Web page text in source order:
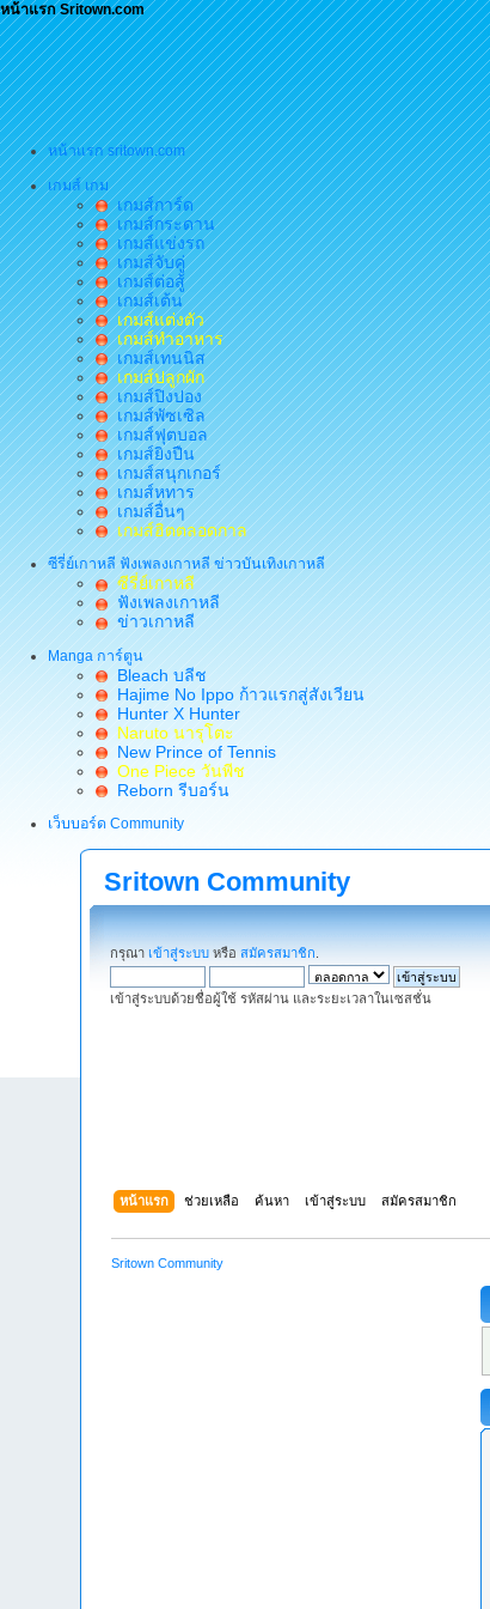
หน้าแรก Sritown.com
หน้าแรก sritown.com
เกมส์ เกม
เกมส์การ์ด
เกมส์กระดาน
เกมส์แข่งรถ
เกมส์จับคู่
เกมส์ต่อสู้
เกมส์เต้น
เกมส์แต่งตัว
เกมส์ทำอาหาร
เกมส์เทนนิส
เกมส์ปลูกผัก
เกมส์ปิงปอง
เกมส์พัซเซิล
เกมส์ฟุตบอล
เกมส์ยิงปืน
เกมส์สนุกเกอร์
เกมส์หทาร
เกมส์อื่นๆ
เกมส์ฮิตตลอดกาล
ซีรี่ย์เกาหลี ฟังเพลงเกาหลี ข่าวบันเทิงเกาหลี
ซีรี่ย์เกาหลี
ฟังเพลงเกาหลี
ข่าวเกาหลี
Manga การ์ตูน
Bleach บลีช
Hajime No Ippo ก้าวแรกสู่สังเวียน
Hunter X Hunter
Naruto นารุโตะ
New Prince of Tennis
One Piece วันพีช
Reborn รีบอร์น
เว็บบอร์ด Community
Sritown Community
กรุณา เข้าสู่ระบบ หรือสมัครสมาชิก
เข้าสู่ระบบด้วยชื่อผู้ใช้ รหัสผ่าน และระยะเวลาในเซสชั่น
หน้าแรก ช่วยเหลือ ค้นหา เข้าสู่ระบบ สมัครสมาชิก
Sritown Community